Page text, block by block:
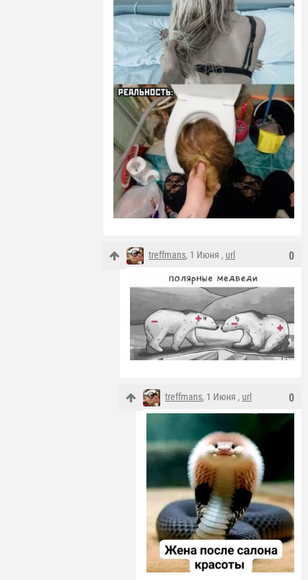
0
treffmans, 1 Июня , url
0
treffmans, 1 Июня , url